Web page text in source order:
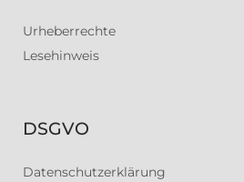
Urheberrechte
Lesehinweis
DSGVO
Datenschutzerklärung